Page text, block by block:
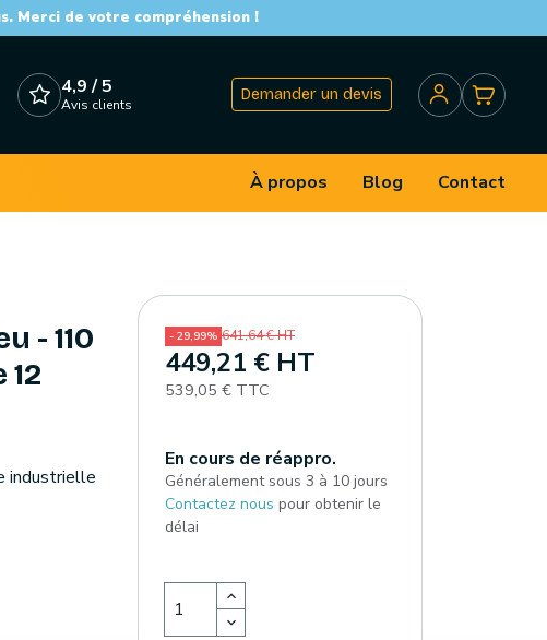
Merci de votre compréhension !
4,9 / 5
Avis clients
Demander un devis
À propos Blog Contact
- 110
industrielle
- 29,99% 641,64 € HT
449,21 € HT
539,05 € TTC
En cours de réappro.
Généralement sous 3 à 10 jours
Contactez nous pour obtenir le
délai